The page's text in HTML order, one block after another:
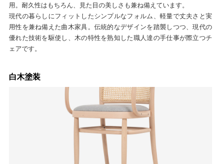
用。耐久性はもちろん、見た目の美しさも兼ね備えています。
現代の暮らしにフィットしたシンプルなフォルム、軽量で丈夫さと実
用性を兼ね備えた曲木家具。伝統的なデザインを踏襲しつつ、現代の
優れた技術を駆使し、木の特性を熟知した職人達の手仕事が際立つチ
ェアです。
白木塗装